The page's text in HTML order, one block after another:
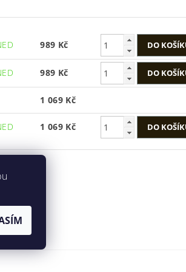
989 Kč
989 Kč
1 069 Kč
1 069 Kč